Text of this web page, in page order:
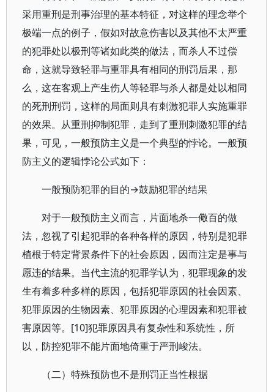
采用重刑是刑事治理的基本特征，对这样的理念举个
极端一点的例子，假如对故意伤害以及其他不太严重
的犯罪处以极刑等诸如此类的做法，而杀人不过偿
命，这就导致轻罪与重罪具有相同的刑罚后果，那
么，这在客观上产生伤人等轻罪与杀人都是处以相同
的死刑刑罚，这样的局面则具有刺激犯罪人实施重罪
的效果。从重刑抑制犯罪，走到了重刑刺激犯罪的结
果，可见，一般预防主义是一个典型的悖论。一般预
防主义的逻辑悖论公式如下：
一般预防犯罪的目的→鼓励犯罪的结果
对于一般预防主义而言，片面地杀一儆百的做
法，忽视了引起犯罪的各种各样的原因，特别是犯罪
植根于特定背景条件下的社会原因，因而注定是事与
愿违的结果。当代主流的犯罪学认为，犯罪现象的发
生有着多种多样的原因，包括犯罪原因的社会因素、
犯罪原因的生物因素、犯罪原因的心理因素和犯罪被
害原因等。[10]犯罪原因具有复杂性和系统性，所
以，防控犯罪不能片面地倚重于严刑峻法。
（二）特殊预防也不是刑罚正当性根据